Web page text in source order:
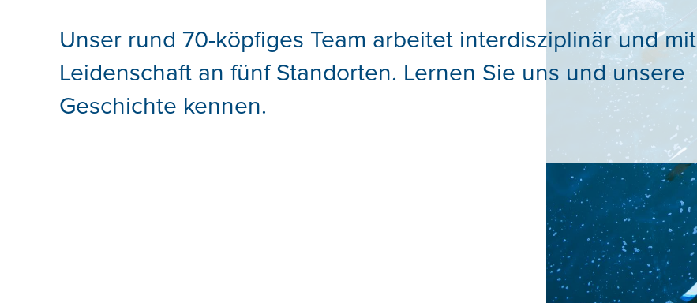
Unser rund 70-köpfiges Team arbeitet interdisziplinär und mit
Leidenschaft an fünf Standorten. Lernen Sie uns und unsere
Geschichte kennen.